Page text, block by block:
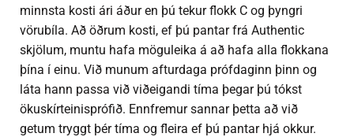
minnsta kosti ári áður en þú tekur flokk C og þyngri
vörubíla. Að öðrum kosti, ef þú pantar frá Authentic
skjölum, muntu hafa möguleika á að hafa alla flokkana
þína í einu. Við munum afturdaga prófdaginn þinn og
láta hann passa við viðeigandi tíma þegar þú tókst
ökuskírteinisprófið. Ennfremur sannar þetta að við
getum tryggt þér tíma og fleira ef þú pantar hjá okkur.